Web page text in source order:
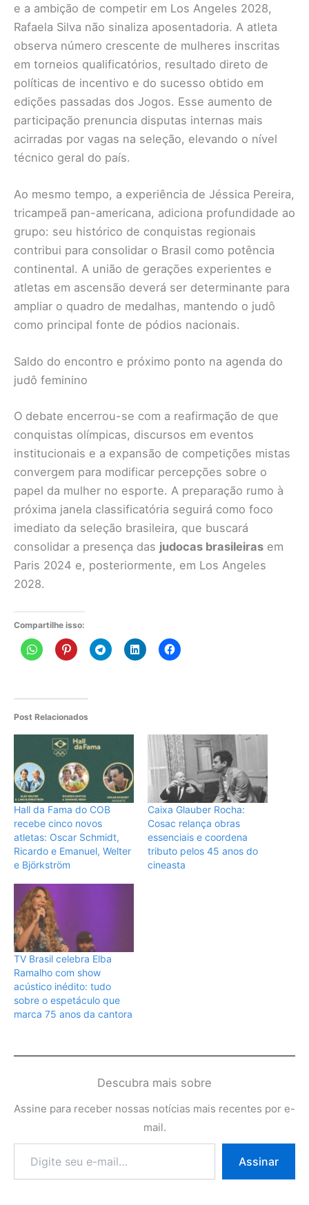
e a ambição de competir em Los Angeles 2028,
Rafaela Silva não sinaliza aposentadoria. A atleta
observa número crescente de mulheres inscritas
em torneios qualificatórios, resultado direto de
políticas de incentivo e do sucesso obtido em
edições passadas dos Jogos. Esse aumento de
participação prenuncia disputas internas mais
acirradas por vagas na seleção, elevando o nível
técnico geral do país.
Ao mesmo tempo, a experiência de Jéssica Pereira,
tricampeã pan-americana, adiciona profundidade ao
grupo: seu histórico de conquistas regionais
contribui para consolidar o Brasil como potência
continental. A união de gerações experientes e
atletas em ascensão deverá ser determinante para
ampliar o quadro de medalhas, mantendo o judô
como principal fonte de pódios nacionais.
Saldo do encontro e próximo ponto na agenda do
judô feminino
O debate encerrou-se com a reafirmação de que
conquistas olímpicas, discursos em eventos
institucionais e a expansão de competições mistas
convergem para modificar percepções sobre o
papel da mulher no esporte. A preparação rumo à
próxima janela classificatória seguirá como foco
imediato da seleção brasileira, que buscará
consolidar a presença das judocas brasileiras em
Paris 2024 e, posteriormente, em Los Angeles
2028.
Compartilhe isso:
Post Relacionados
Hall da Fama do COB
recebe cinco novos
atletas: Oscar Schmidt,
Ricardo e Emanuel, Welter
e Björkström
Caixa Glauber Rocha:
Cosac relança obras
essenciais e coordena
tributo pelos 45 anos do
cineasta
TV Brasil celebra Elba
Ramalho com show
acústico inédito: tudo
sobre o espetáculo que
marca 75 anos da cantora
Descubra mais sobre
Assine para receber nossas notícias mais recentes por e-
mail.
e-
Assinar